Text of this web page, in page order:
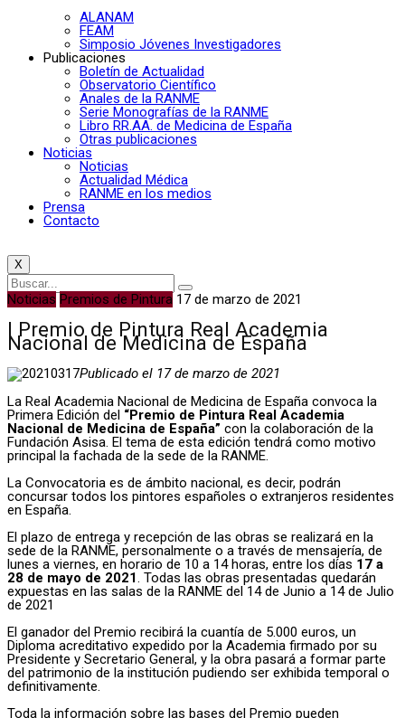
ALANAM
FEAM
Simposio Jóvenes Investigadores
Publicaciones
Boletín de Actualidad
Observatorio Científico
Anales de la RANME
Serie Monografías de la RANME
Libro RR.AA. de Medicina de España
Otras publicaciones
Noticias
Noticias
Actualidad Médica
RANME en los medios
Prensa
Contacto
X
Noticias Premios de Pintura 17 de marzo de 2021
I Premio de Pintura Real Academia
Nacional de Medicina de España
Publicado el 17 de marzo de 2021
La Real Academia Nacional de Medicina de España convoca la
Primera Edición del “Premio de Pintura Real Academia
Nacional de Medicina de España” con la colaboración de la
Fundación Asisa. El tema de esta edición tendrá como motivo
principal la fachada de la sede de la RANME.
La Convocatoria es de ámbito nacional, es decir, podrán
concursar todos los pintores españoles o extranjeros residentes
en España.
El plazo de entrega y recepción de las obras se realizará en la
sede de la RANME, personalmente o a través de mensajería, de
lunes a viernes, en horario de 10 a 14 horas, entre los días 17 a
28 de mayo de 2021. Todas las obras presentadas quedarán
expuestas en las salas de la RANME del 14 de Junio a 14 de Julio
de 2021
El ganador del Premio recibirá la cuantía de 5.000 euros, un
Diploma acreditativo expedido por la Academia firmado por su
Presidente y Secretario General, y la obra pasará a formar parte
del patrimonio de la institución pudiendo ser exhibida temporal o
definitivamente.
Toda la información sobre las bases del Premio pueden